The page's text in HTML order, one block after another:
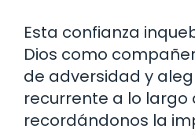
Esta confianza
Dios como
de adversidad y
recurrente a lo largo
recordándonos la